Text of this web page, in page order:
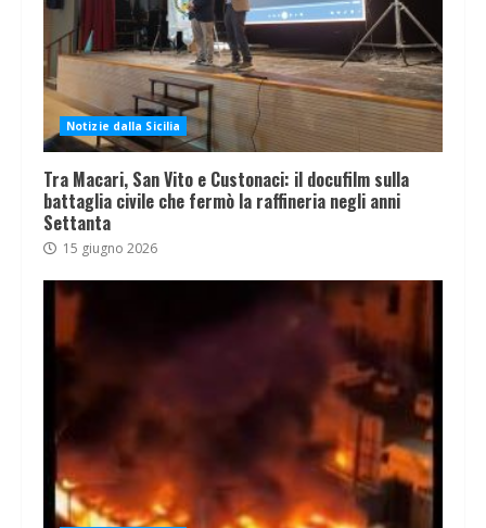
Notizie dalla Sicilia
Tra Macari, San Vito e Custonaci: il docufilm sulla
battaglia civile che fermò la raffineria negli anni
Settanta
15 giugno 2026